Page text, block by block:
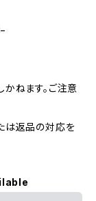
ねます。ご注意
は返品の対応を